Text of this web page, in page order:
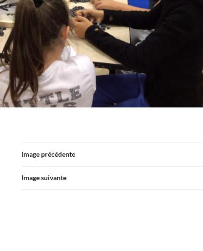
Image précédente
Image suivante